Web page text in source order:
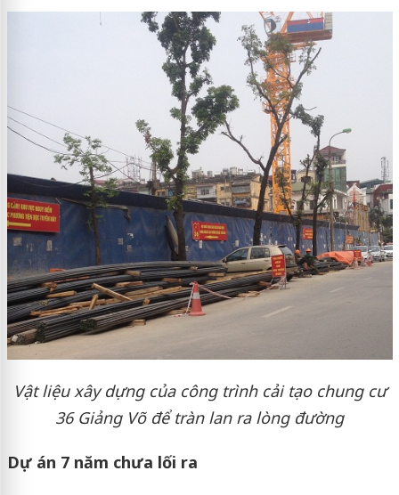
Vật liệu xây dựng của công trình cải tạo chung cư
36 Giảng Võ để tràn lan ra lòng đường
Dự án 7 năm chưa lối ra